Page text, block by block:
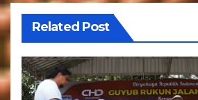
o
s
Related Post